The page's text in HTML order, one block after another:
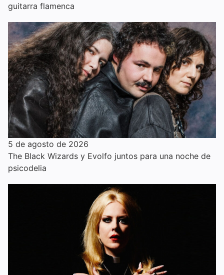
guitarra flamenca
5 de agosto de 2026
The Black Wizards y Evolfo juntos para una noche de
psicodelia